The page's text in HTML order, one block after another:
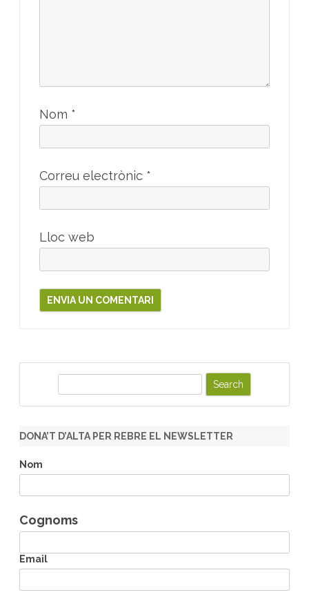
Nom *
Correu electrònic *
Lloc web
r
h
DONA’T D’ALTA PER REBRE EL NEWSLETTER
Nom
Cognoms
Email